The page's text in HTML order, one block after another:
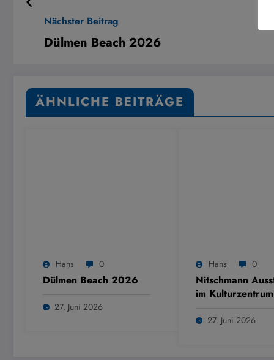
Nächster Beitrag
Dülmen Beach 2026
ÄHNLICHE BEITRÄGE
Hans 0
Dülmen Beach 2026
27. Juni 2026
Hans 0
Nitschmann
im Kulturzentrum
27. Juni 2026